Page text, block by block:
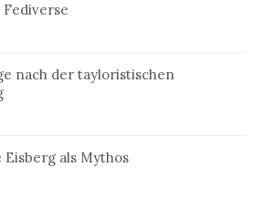
nach der tayloristischen
als Mythos